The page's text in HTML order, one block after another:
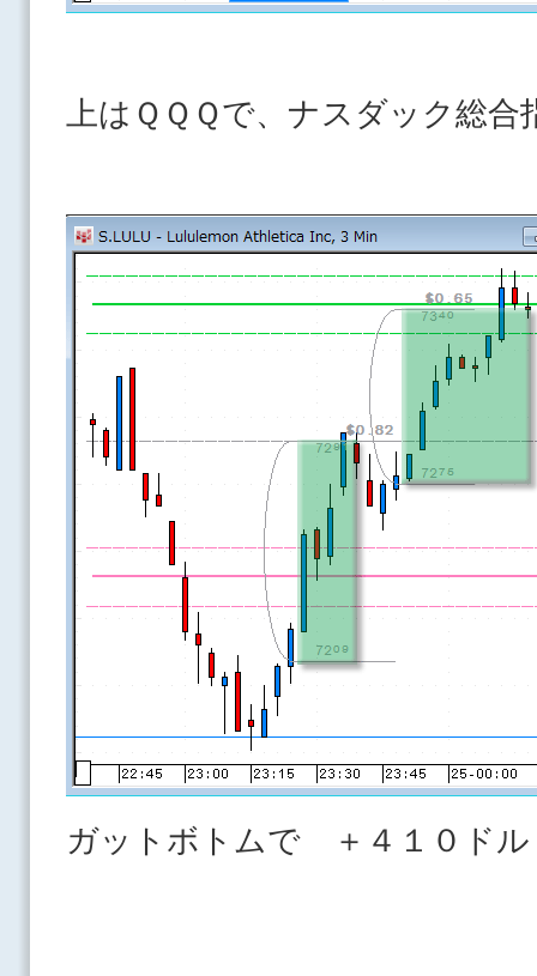
上はＱＱＱで、ナスダック総
ガットボトムで ＋４１０ド